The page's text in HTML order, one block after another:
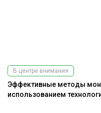
В центре внимания
Эффективные методы
использованием